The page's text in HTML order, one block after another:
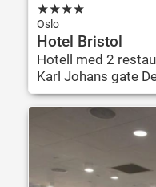
★★★★
Oslo
Hotel Bristol
Hotell med 2
Karl Johans gate